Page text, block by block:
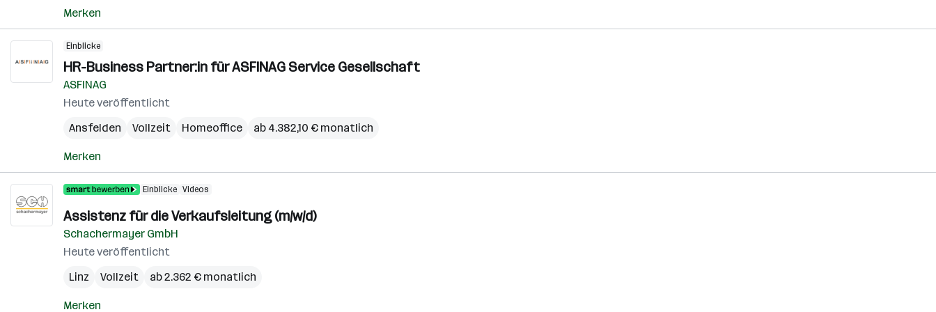
Merken
Einblicke
HR-Business Partner:in für ASFINAG Service Gesellschaft
ASFINAG
Heute veröffentlicht
Ansfelden
Vollzeit Homeoffice ab 4.382,10 € monatlich
Merken
Einblicke Videos
Assistenz für die Verkaufsleitung (m/w/d)
Schachermayer GmbH
Heute veröffentlicht
Linz
Vollzeit ab 2.362 € monatlich
Merken